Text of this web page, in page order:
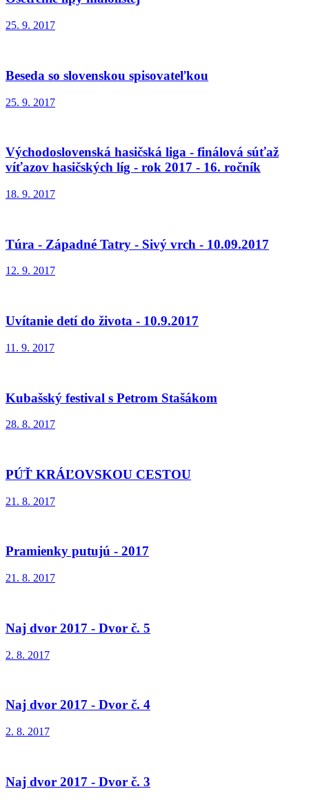
25. 9. 2017
Beseda so slovenskou spisovateľkou
25. 9. 2017
Východoslovenská hasičská liga - finálová súťaž
víťazov hasičských líg - rok 2017 - 16. ročník
18. 9. 2017
Túra - Západné Tatry - Sivý vrch - 10.09.2017
12. 9. 2017
Uvítanie detí do života - 10.9.2017
11. 9. 2017
Kubašský festival s Petrom Stašákom
28. 8. 2017
PÚŤ KRÁĽOVSKOU CESTOU
21. 8. 2017
Pramienky putujú - 2017
21. 8. 2017
Naj dvor 2017 - Dvor č. 5
2. 8. 2017
Naj dvor 2017 - Dvor č. 4
2. 8. 2017
Naj dvor 2017 - Dvor č. 3